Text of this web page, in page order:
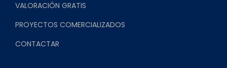
VALORACIÓN GRATIS
PROYECTOS COMERCIALIZADOS
CONTACTAR